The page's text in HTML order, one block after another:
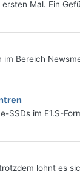
Mal. Ein
Bereich
SSDs im E1.S-
lohnt es